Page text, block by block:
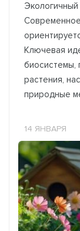
Экологичный
Ключевая
биосистемы,
растения,
природные
14 ЯНВАРЯ